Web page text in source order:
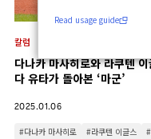
칼럼
다나카 마사히로와 라쿠텐
다 유타가 돌아본 ‘마군’
2025.01.06
#다나카 마사히로 #라쿠텐 이글스
Read usage guide